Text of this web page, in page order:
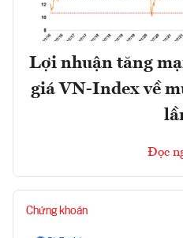
Lợi nhuận tăng
giá VN-Index về
Đọc
Chứng khoán